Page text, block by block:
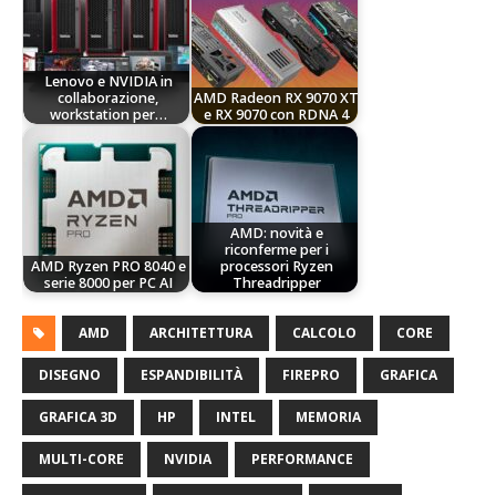
Lenovo e NVIDIA in
collaborazione,
workstation per…
AMD Radeon RX 9070 XT
e RX 9070 con RDNA 4
AMD Ryzen PRO 8040 e
serie 8000 per PC AI
AMD: novità e
riconferme per i
processori Ryzen
Threadripper
AMD ARCHITETTURA CALCOLO CORE
DISEGNO ESPANDIBILITÀ FIREPRO GRAFICA
GRAFICA 3D HP INTEL MEMORIA
MULTI-CORE NVIDIA PERFORMANCE